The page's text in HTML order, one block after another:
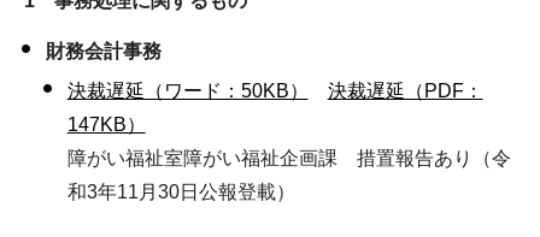
財務会計事務
決裁遅延（ワード：50KB）
決裁遅延（PDF：
147KB）
障がい福祉室障がい福祉企画課 措置報告あり（令
和3年11月30日公報登載）